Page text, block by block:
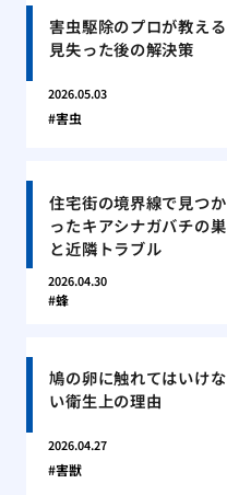
害虫駆除のプロが教える
見失った後の解決策
2026.05.03
害虫
住宅街の境界線で見つか
ったキアシナガバチの巣
と近隣トラブル
2026.04.30
蜂
鳩の卵に触れてはいけな
い衛生上の理由
2026.04.27
害獣